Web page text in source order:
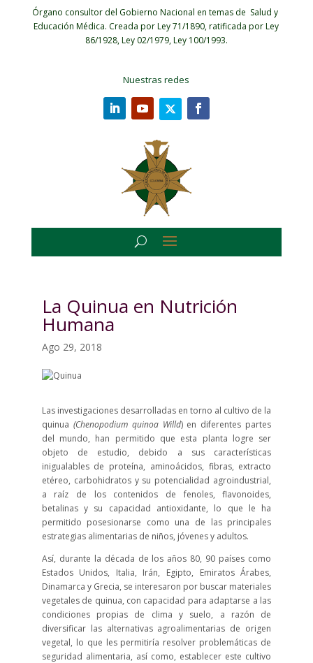
Órgano consultor del Gobierno Nacional en temas de Salud y
Educación Médica. Creada por Ley 71/1890, ratificada por Ley
86/1928, Ley 02/1979, Ley 100/1993.
Nuestras redes
La Quinua en Nutrición
Humana
Ago 29, 2018
Las investigaciones desarrolladas en torno al cultivo de la
quinua (Chenopodium quinoa Willd) en diferentes partes
del mundo, han permitido que esta planta logre ser
objeto de estudio, debido a sus características
inigualables de proteína, aminoácidos, fibras, extracto
etéreo, carbohidratos y su potencialidad agroindustrial,
a raíz de los contenidos de fenoles, flavonoides,
betalinas y su capacidad antioxidante, lo que le ha
permitido posesionarse como una de las principales
estrategias alimentarias de niños, jóvenes y adultos.
Así, durante la década de los años 80, 90 países como
Estados Unidos, Italia, Irán, Egipto, Emiratos Árabes,
Dinamarca y Grecia, se interesaron por buscar materiales
vegetales de quinua, con capacidad para adaptarse a las
condiciones propias de clima y suelo, a razón de
diversificar las alternativas agroalimentarias de origen
vegetal, lo que les permitiría resolver problemáticas de
seguridad alimentaria, así como, establecer este cultivo